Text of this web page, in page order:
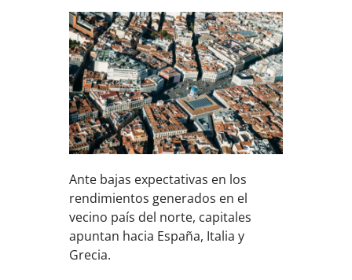
Ante bajas expectativas en los
rendimientos generados en el
vecino país del norte, capitales
apuntan hacia España, Italia y
Grecia.